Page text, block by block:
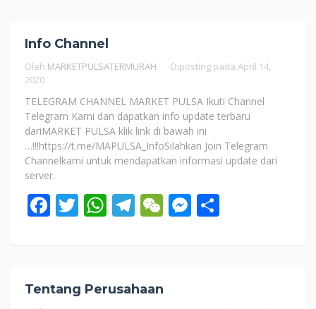
Info Channel
Oleh MARKETPULSATERMURAH Diposting pada April 14,
2020
TELEGRAM CHANNEL MARKET PULSA Ikuti Channel
Telegram Kami dan dapatkan info update terbaru
dariMARKET PULSA klik link di bawah ini
…!!!https://t.me/MAPULSA_InfoSilahkan Join Telegram
Channelkami untuk mendapatkan informasi update dari
server.
Facebook
Twitter
WhatsApp
Telegram
WeChat
Messenger
Tentang Perusahaan